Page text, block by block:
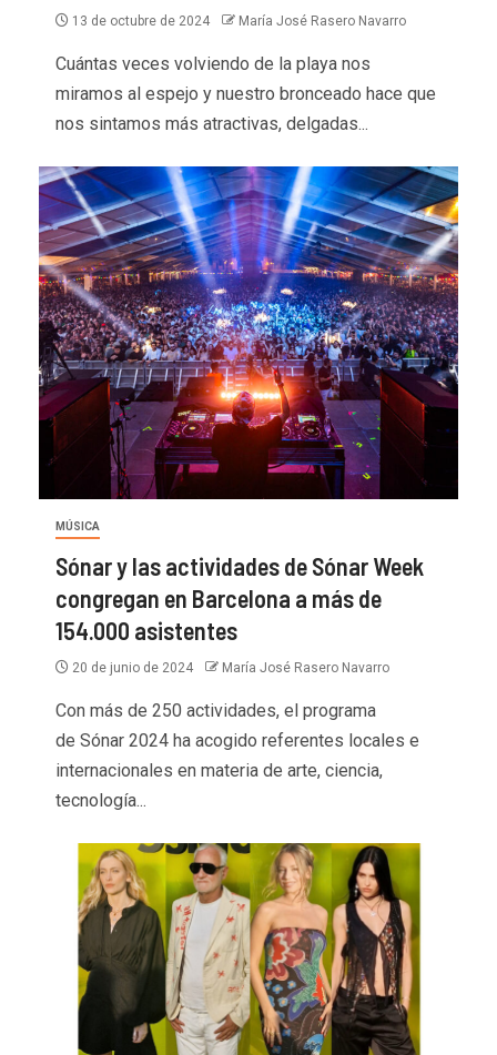
13 de octubre de 2024 María José Rasero Navarro
Cuántas veces volviendo de la playa nos
miramos al espejo y nuestro bronceado hace que
nos sintamos más atractivas, delgadas...
MÚSICA
Sónar y las actividades de Sónar Week
congregan en Barcelona a más de
154.000 asistentes
20 de junio de 2024 María José Rasero Navarro
Con más de 250 actividades, el programa
de Sónar 2024 ha acogido referentes locales e
internacionales en materia de arte, ciencia,
tecnología...